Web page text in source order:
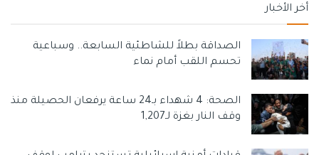
استهدف مركبة تقلّ عناصر من حركة الجهاد كانوا يستعدون
لتنفيذ هجوم ضد أهداف إسرائيلية.
عملية استعادة الرفات
تنفيذ عملية ميدانية خاصة تهدف إلى استعادة رفات الرهائن
المحتجزين داخل قطاع غزة، سواء عبر توغل محدود أو من خلال
أخر الأخبار
الصداقة بطلاً للشاطئية السابعة.. وسباعية
تحسم اللقب أمام نماء
الصحة: 4 شهداء بـ24 ساعة يرفعان الحصيلة منذ
وقف النار بغزة لـ1,207